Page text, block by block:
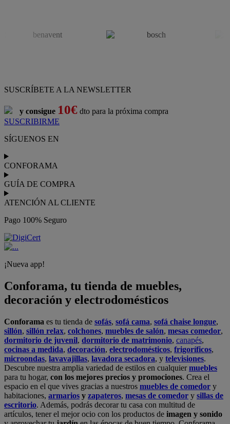
SUSCRÍBETE A LA NEWSLETTER
y consigue 10€ dto para la próxima compra
SUSCRIBIRME
SÍGUENOS EN
CONFORAMA
GUÍA DE COMPRA
ATENCIÓN AL CLIENTE
Pago 100% Seguro
¡Nueva app!
Conforama, tu tienda de muebles,
decoración y electrodomésticos
Conforama es tu tienda de sofás, sofá cama, sofá chaise longue,
sillón, sillón relax, colchones, muebles de salón, mesas comedor,
dormitorio de juvenil, dormitorio de matrimonio, canapés,
cocinas a medida, decoración, electrodomésticos, frigoríficos,
microondas, lavavajillas, lavadora secadora, y televisiones.
Descubre nuestra amplia variedad de estilos en cualquiermuebles
para tu hogar, con los mejores precios y promociones. Crea el
espacio en el que vives gracias a nuestros muebles de comedor y
habitaciones, armarios y zapateros, mesas de comedor y sillas de
escritorio. Además, podrás decorar tu casa con multitud de
artículos, tener el mejor ocio con los productos de imagen y sonido